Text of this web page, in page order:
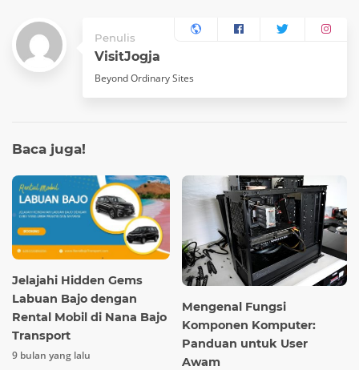
Penulis
VisitJogja
Beyond Ordinary Sites
Baca juga!
Jelajahi Hidden Gems
Labuan Bajo dengan
Rental Mobil di Nana Bajo
Transport
9 bulan yang lalu
Mengenal Fungsi
Komponen Komputer:
Panduan untuk User
Awam